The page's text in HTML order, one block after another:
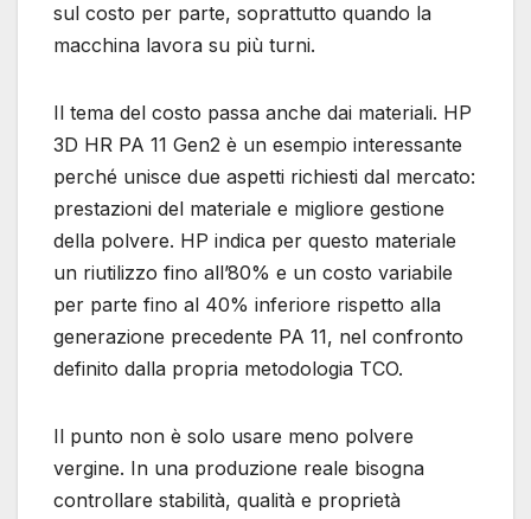
sul costo per parte, soprattutto quando la
macchina lavora su più turni.
Il tema del costo passa anche dai materiali. HP
3D HR PA 11 Gen2 è un esempio interessante
perché unisce due aspetti richiesti dal mercato:
prestazioni del materiale e migliore gestione
della polvere. HP indica per questo materiale
un riutilizzo fino all’80% e un costo variabile
per parte fino al 40% inferiore rispetto alla
generazione precedente PA 11, nel confronto
definito dalla propria metodologia TCO.
Il punto non è solo usare meno polvere
vergine. In una produzione reale bisogna
controllare stabilità, qualità e proprietà